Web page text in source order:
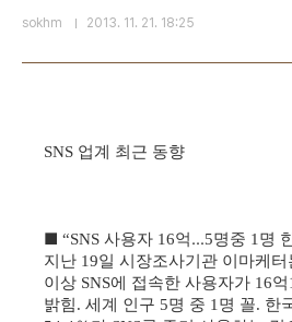
sokhm 2013. 11. 21. 18:25
SNS 업계 최근 동향
■ “SNS 사용자 16억…5명중 1 명
지난 19일 시장조사기관 이마케
이상 SNS에 접속한 사용자가 16억
밝힘. 세계 인구 5명 중 1 명 꼴. 한